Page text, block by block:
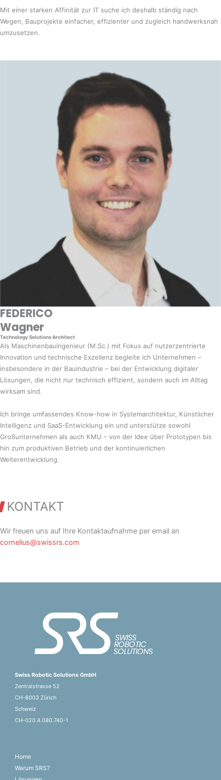
Mit einer starken Affinität zur IT suche ich deshalb ständig nach
Wegen, Bauprojekte einfacher, effizienter und zugleich handwerksnah
umzusetzen.
FEDERICO
Wagner
Technology Solutions Architect
Als Maschinenbauingenieur (M.Sc.) mit Fokus auf nutzerzentrierte
Innovation und technische Exzellenz begleite ich Unternehmen –
insbesondere in der Bauindustrie – bei der Entwicklung digitaler
Lösungen, die nicht nur technisch effizient, sondern auch im Alltag
wirksam sind.
Ich bringe umfassendes Know-how in Systemarchitektur, Künstlicher
Intelligenz und SaaS-Entwicklung ein und unterstütze sowohl
Großunternehmen als auch KMU – von der Idee über Prototypen bis
hin zum produktiven Betrieb und der kontinuierlichen
Weiterentwicklung.
KONTAKT
Wir freuen uns auf Ihre Kontaktaufnahme per email an
cornelius@swissrs.com
Swiss Robotic Solutions GmbH
Zentralstrasse 52
CH-8003 Zürich
Schweiz
CH-020.4.080.740-1
Home
Warum SRS?